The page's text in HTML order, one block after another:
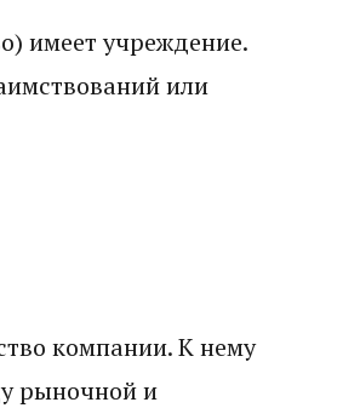
имеет учреждение.
или
компании. К нему
рыночной и